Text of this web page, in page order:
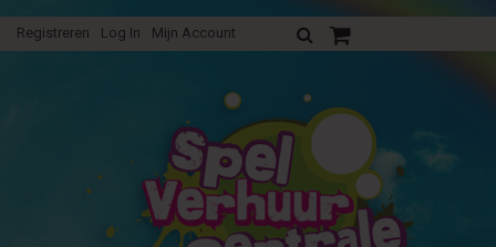
Registreren Log In Mijn Account